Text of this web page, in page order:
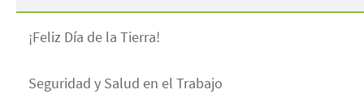
¡Feliz Día de la Tierra!
Seguridad y Salud en el Trabajo